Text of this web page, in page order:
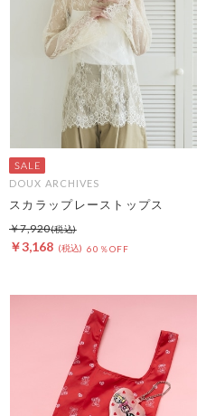
DOUX ARCHIVES
スカラップレーストップス
￥3,168 60％OFF
￥7,920